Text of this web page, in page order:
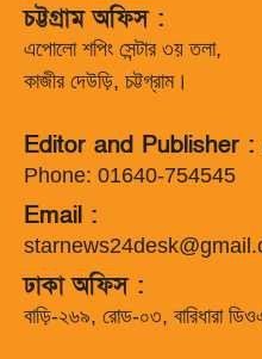
চট্টগ্রাম অফিস :
এপোলো শপিং সেন্টার ৩য় তলা,
কাজীর দেউড়ি, চট্টগ্রাম।
Editor and Publisher
Phone: 01640-754545
Email :
ঢাকা অফিস :
বাড়ি-২৬৯, রোড-০৩, বারিধারা